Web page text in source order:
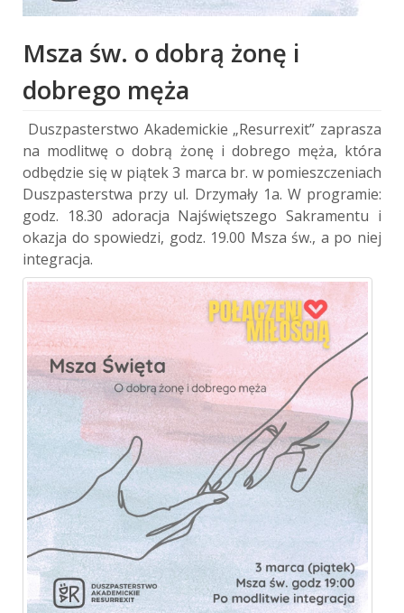
Msza św. o dobrą żonę i
dobrego męża
Duszpasterstwo Akademickie „Resurrexit” zaprasza
na modlitwę o dobrą żonę i dobrego męża, która
odbędzie się w piątek 3 marca br. w pomieszczeniach
Duszpasterstwa przy ul. Drzymały 1a. W programie:
godz. 18.30 adoracja Najświętszego Sakramentu i
okazja do spowiedzi, godz. 19.00 Msza św., a po niej
integracja.